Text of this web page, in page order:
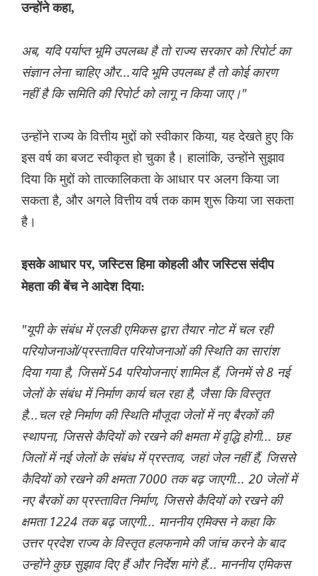
उन्होंने कहा,
अब, यदि पर्याप्त भूमि उपलब्ध है तो राज्य सरकार को रिपोर्ट का
संज्ञान लेना चाहिए और...यदि भूमि उपलब्ध है तो कोई कारण
नहीं है कि समिति की रिपोर्ट को लागू न किया जाए।"
उन्होंने राज्य के वित्तीय मुद्दों को स्वीकार किया, यह देखते हुए कि
इस वर्ष का बजट स्वीकृत हो चुका है। हालांकि, उन्होंने सुझाव
दिया कि मुद्दों को तात्कालिकता के आधार पर अलग किया जा
सकता है, और अगले वित्तीय वर्ष तक काम शुरू किया जा सकता
है।
इसके आधार पर, जस्टिस हिमा कोहली और जस्टिस संदीप
मेहता की बेंच ने आदेश दिया:
"यूपी के संबंध में एलडी एमिकस द्वारा तैयार नोट में चल रही
परियोजनाओं/प्रस्तावित परियोजनाओं की स्थिति का सारांश
दिया गया है, जिसमें 54 परियोजनाएं शामिल हैं, जिनमें से 8 नई
जेलों के संबंध में निर्माण कार्य चल रहा है, जैसा कि विस्तृत
है...चल रहे निर्माण की स्थिति मौजूदा जेलों में नए बैरकों की
स्थापना, जिससे कैदियों को रखने की क्षमता में वृद्धि होगी... छह
जिलों में नई जेलों के संबंध में प्रस्ताव, जहां जेल नहीं हैं, जिससे
कैदियों को रखने की क्षमता 7000 तक बढ़ जाएगी... 20 जेलों में
नए बैरकों का प्रस्तावित निर्माण, जिससे कैदियों को रखने की
क्षमता 1224 तक बढ़ जाएगी... माननीय एमिक्स ने कहा कि
उत्तर प्रदेश राज्य के विस्तृत हलफनामे की जांच करने के बाद
उन्होंने कुछ सुझाव दिए हैं और निर्देश मांगे हैं... माननीय एमिकस